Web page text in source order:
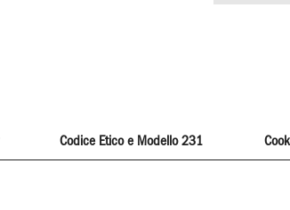
Codice Etico e Modello 231